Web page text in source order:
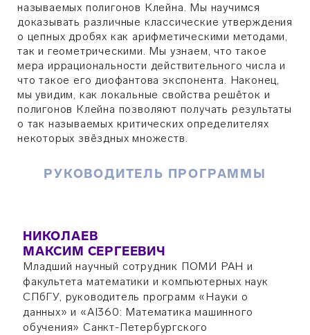
называемых полигонов Клейна. Мы научимся
доказывать различные классические утверждения
о цепных дробях как арифметическими методами,
так и геометрическими. Мы узнаем, что такое
мера иррациональности действительного числа и
что такое его диофантова экспонента. Наконец,
мы увидим, как локальные свойства решёток и
полигонов Клейна позволяют получать результаты
о так называемых критических определителях
некоторых звёздных множеств.
РУКОВОДИТЕЛЬ ПРОГРАММЫ
НИКОЛАЕВ
МАКСИМ СЕРГЕЕВИЧ
Младший научный сотрудник ПОМИ РАН и
факультета математики и компьютерных наук
СПбГУ, руководитель программ «Науки о
данных» и «AI360: Математика машинного
обучения» Санкт-Петербургского